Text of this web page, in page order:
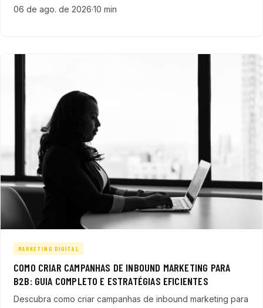
e acelerar seu pipeline de vendas.
06 de ago. de 2026·10 min
MARKETING DIGITAL
COMO CRIAR CAMPANHAS DE INBOUND MARKETING PARA
B2B: GUIA COMPLETO E ESTRATÉGIAS EFICIENTES
Descubra como criar campanhas de inbound marketing para